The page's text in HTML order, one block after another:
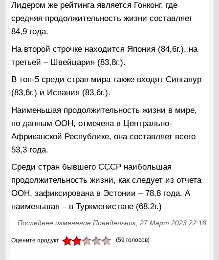
Лидером же рейтинга является Гонконг, где
средняя продолжительность жизни составляет
84,9 года.
На второй строчке находится Япония (84,6г.), на
третьей – Швейцария (83,8г.).
В топ-5 среди стран мира также входят Сингапур
(83,6г.) и Испания (83,6г.).
Наименьшая продолжительность жизни в мире,
по данным ООН, отмечена в Центрально-
Африканской Республике, она составляет всего
53,3 года.
Среди стран бывшего СССР наибольшая
продолжительность жизни, как следует из отчета
ООН, зафиксирована в Эстонии – 78,8 года. А
наименьшая – в Туркменистане (68,2г.)
Последнее изменение Понедельник, 27 Март 2023 22:18
Оцените продукт (59 голосов)